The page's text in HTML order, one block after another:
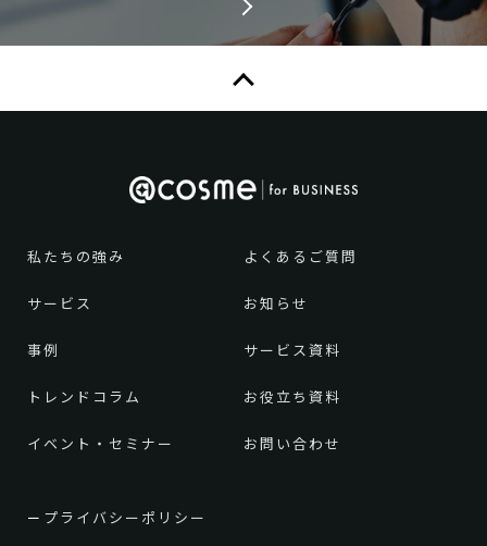
私たちの強み
サービス
事例
トレンドコラム
イベント・セミナー
よくあるご質問
お知らせ
サービス資料
お役立ち資料
お問い合わせ
プライバシーポリシー